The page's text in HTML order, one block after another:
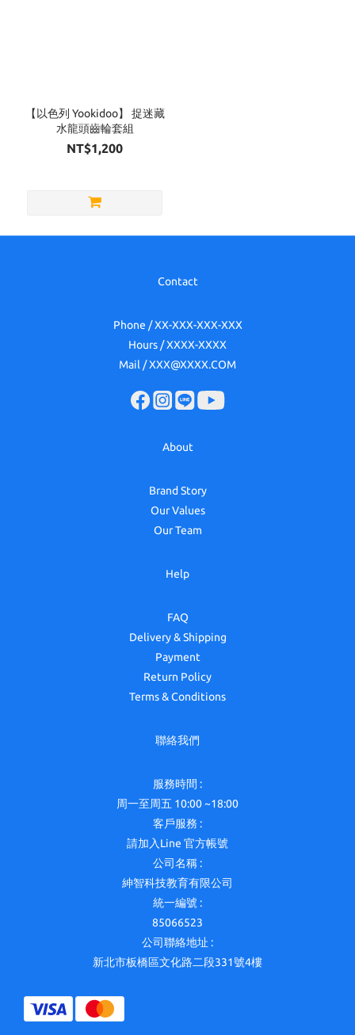
【以色列 Yookidoo】 捉迷藏
水龍頭齒輪套組
NT$1,200
Contact
Phone / XX-XXX-XXX-XXX
Hours / XXXX-XXXX
Mail / XXX@XXXX.COM
About
Brand Story
Our Values
Our Team
Help
FAQ
Delivery & Shipping
Payment
Return Policy
Terms & Conditions
聯絡我們
服務時間 :
周一至周五 10:00 ~18:00
客戶服務 :
請加入Line 官方帳號
公司名稱 :
紳智科技教育有限公司
統一編號 :
85066523
公司聯絡地址 :
新北市板橋區文化路二段331號4樓